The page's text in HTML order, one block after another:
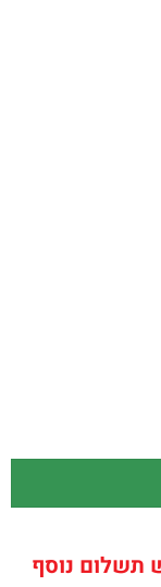
תשלום נוסף